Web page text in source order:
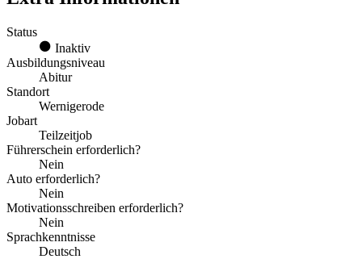
Status
Inaktiv
Ausbildungsniveau
Abitur
Standort
Wernigerode
Jobart
Teilzeitjob
Führerschein erforderlich?
Nein
Auto erforderlich?
Nein
Motivationsschreiben erforderlich?
Nein
Sprachkenntnisse
Deutsch